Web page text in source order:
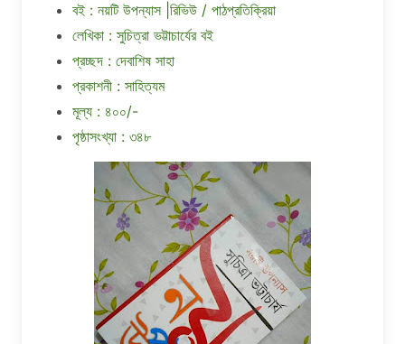
বই : নয়টি উপন্যাস |রিভিউ / পাঠপ্রতিক্রিয়া
লেখিকা : সুচিত্রা ভট্টাচাৰ্যের বই
প্রচ্ছদ : দেবাশিষ সাহা
প্রকাশনী : সাহিত্যম
মূল্য : ৪০০/-
পৃষ্ঠাসংখ্যা : ৩৪৮